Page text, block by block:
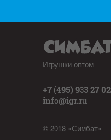
Игрушки оптом
+7 (495) 933 27 02
info@igr.ru
© 2018 «Симбат»